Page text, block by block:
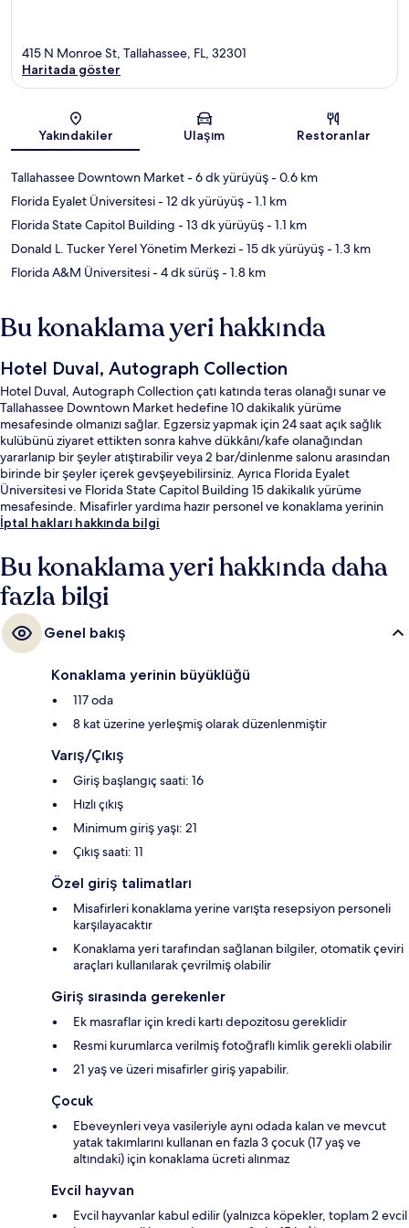
Harita
415 N Monroe St, Tallahassee, FL, 32301
Haritada göster
Yakındakiler Ulaşım Restoranlar
Tallahassee Downtown Market- 6 dk yürüyüş- 0.6 km
Florida Eyalet Üniversitesi- 12 dk yürüyüş- 1.1 km
Florida State Capitol Building - 13 dk yürüyüş- 1.1 km
Donald L. Tucker Yerel Yönetim Merkezi- 15 dk yürüyüş- 1.3 km
Florida A&M Üniversitesi- 4 dk sürüş- 1.8 km
Bu konaklama yeri hakkında
Hotel Duval, Autograph Collection
Hotel Duval, Autograph Collection çatı katında teras olanağı sunar ve
Tallahassee Downtown Market hedefine 10 dakikalık yürüme
mesafesinde olmanızı sağlar. Egzersiz yapmak için 24 saat açık sağlık
kulübünü ziyaret ettikten sonra kahve dükkânı/kafe olanağından
yararlanıp bir şeyler atıştırabilir veya 2 bar/dinlenme salonu arasından
birinde bir şeyler içerek gevşeyebilirsiniz. Ayrıca Florida Eyalet
Üniversitesi ve Florida State Capitol Building 15 dakikalık yürüme
mesafesinde. Misafirler yardıma hazır personel ve konaklama yerinin
genel durumu hakkında iyi yorumlarda bulunuyor.
İptal hakları hakkında bilgi
Bu konaklama yeri hakkında daha
fazla bilgi
Genel bakış
Konaklama yerinin büyüklüğü
117 oda
8 kat üzerine yerleşmiş olarak düzenlenmiştir
Varış/Çıkış
Giriş başlangıç saati: 16
Hızlı çıkış
Minimum giriş yaşı: 21
Çıkış saati: 11
Özel giriş talimatları
Misafirleri konaklama yerine varışta resepsiyon personeli
karşılayacaktır
Konaklama yeri tarafından sağlanan bilgiler, otomatik çeviri
araçları kullanılarak çevrilmiş olabilir
Giriş sırasında gerekenler
Ek masraflar için kredi kartı depozitosu gereklidir
Resmi kurumlarca verilmiş fotoğraflı kimlik gerekli olabilir
21 yaş ve üzeri misafirler giriş yapabilir.
Çocuk
Ebeveynleri veya vasileriyle aynı odada kalan ve mevcut
yatak takımlarını kullanan en fazla 3 çocuk (17 yaş ve
altındaki) için konaklama ücreti alınmaz
Evcil hayvan
Evcil hayvanlar kabul edilir (yalnızca köpekler, toplam 2 evcil